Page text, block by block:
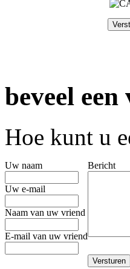
beveel
Hoe kunt u
Uw naam
Uw e-mail
Naam van uw vriend
E-mail van uw vriend
Bericht